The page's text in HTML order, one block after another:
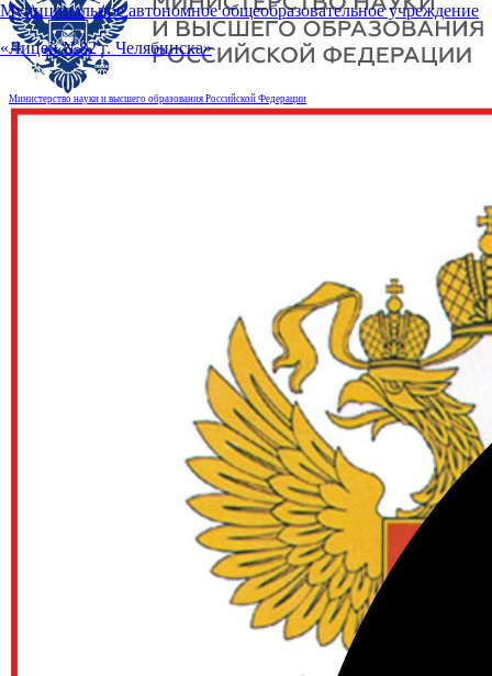
Муниципальное автономное общеобразовательное учреждение
«Лицей №82 г. Челябинска»
Министерство науки и высшего образования Российской Федерации